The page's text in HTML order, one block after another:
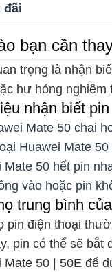
đãi
bạn cần
trọng là nhận
hư hỏng nghiêm
nhận biết
Mate 50 chai
Huawei Mate
Mate 50 hết pin
vào hoặc pin
trung bình
pin điện thoại
pin có thể sẽ bắt
Mate 50 | 50E để